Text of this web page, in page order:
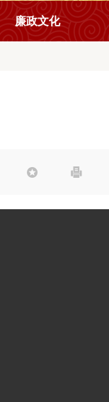
廉政文化
 